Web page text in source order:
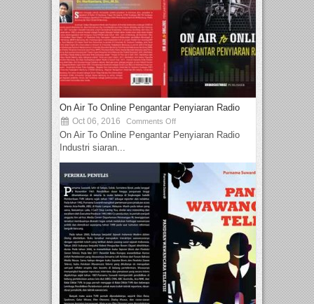
On Air To Online Pengantar Penyiaran Radio
Oct 06, 2016 Comments Off
On Air To Online Pengantar Penyiaran Radio
Industri siaran...